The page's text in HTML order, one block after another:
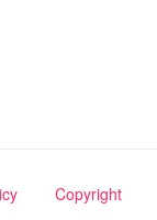
Copyright